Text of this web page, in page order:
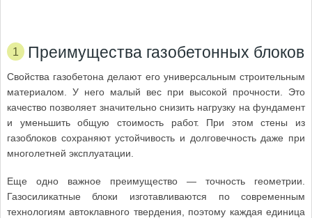
Преимущества газобетонных блоков
Свойства газобетона делают его универсальным строительным
материалом. У него малый вес при высокой прочности. Это
качество позволяет значительно снизить нагрузку на фундамент
и уменьшить общую стоимость работ. При этом стены из
газоблоков сохраняют устойчивость и долговечность даже при
многолетней эксплуатации.
Еще одно важное преимущество — точность геометрии.
Газосиликатные блоки изготавливаются по современным
технологиям автоклавного твердения, поэтому каждая единица